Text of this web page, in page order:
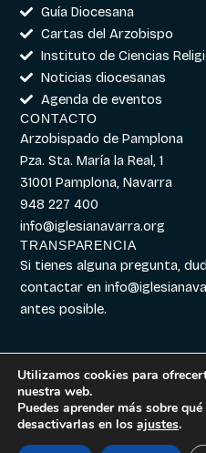
Guía Diocesana
Cartas del Arzobispo
Instituto de Ciencias
Noticias diocesanas
Agenda de eventos
CONTACTO
Arzobispado de Pamplona
Pza. Sta. María la Real, 1
31001 Pamplona, Navarra
948 227 400
info@iglesianavarra.org
TRANSPARENCIA
Si tienes alguna pregunta,
contactar en
antes posible.
Aviso legal|
Cookies|Política de
Utilizamos cookies para
nuestra web.
Puedes aprender más sobre
desactivarlas en los ajustes.